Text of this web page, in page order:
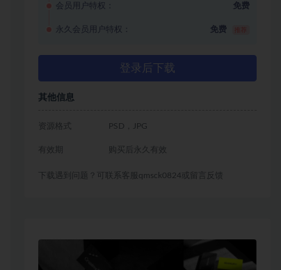
会员用户特权： 免费
永久会员用户特权： 免费
登录后下载
其他信息
资源格式 PSD，JPG
有效期 购买后永久有效
下载遇到问题？可联系客服qmsck0824或留言反馈